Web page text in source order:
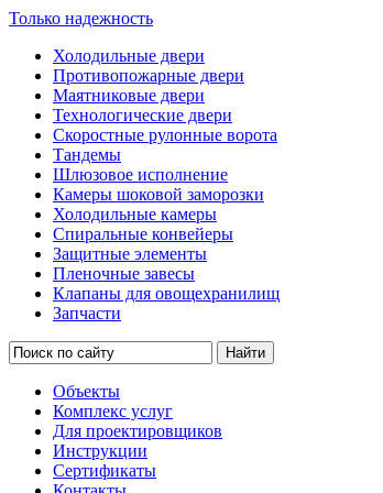
Только надежность
Холодильные двери
Противопожарные двери
Маятниковые двери
Технологические двери
Скоростные рулонные ворота
Тандемы
Шлюзовое исполнение
Камеры шоковой заморозки
Холодильные камеры
Спиральные конвейеры
Защитные элементы
Пленочные завесы
Клапаны для овощехранилищ
Запчасти
Объекты
Комплекс услуг
Для проектировщиков
Инструкции
Сертификаты